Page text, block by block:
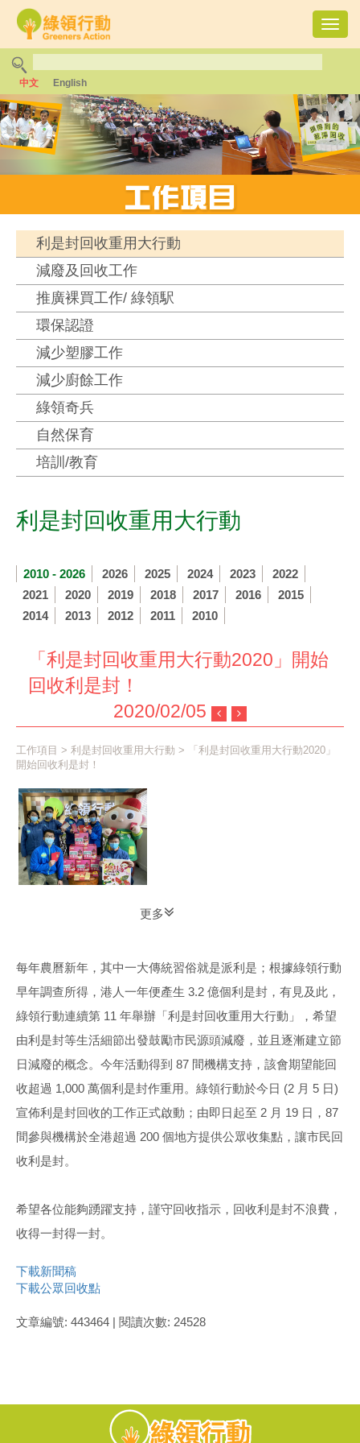
中文 English
利是封回收重用大行動
減廢及回收工作
推廣裸買工作/ 綠領駅
環保認證
減少塑膠工作
減少廚餘工作
綠領奇兵
自然保育
培訓/教育
利是封回收重用大行動
2010 - 2026 2026 2025 2024 2023
2022
2021
2020 2019 2018 2017 2016
2015
2014
2013 2012 2011 2010
「利是封回收重用大行動2020」開始
回收利是封！
2020/02/05
工作項目 > 利是封回收重用大行動 > 「利是封回收重用大行動2020」
開始回收利是封！
更多
每年農曆新年，其中一大傳統習俗就是派利是；根據綠領行動
早年調查所得，港人一年便產生 3.2 億個利是封，有見及此，
綠領行動連續第 11 年舉辦「利是封回收重用大行動」，希望
由利是封等生活細節出發鼓勵市民源頭減廢，並且逐漸建立節
日減廢的概念。今年活動得到 87 間機構支持，該會期望能回
收超過 1,000 萬個利是封作重用。綠領行動於今日 (2 月 5 日)
宣佈利是封回收的工作正式啟動；由即日起至 2 月 19 日，87
間參與機構於全港超過 200 個地方提供公眾收集點，讓市民回
收利是封。
希望各位能夠踴躍支持，謹守回收指示，回收利是封不浪費，
收得一封得一封。
下載新聞稿
下載公眾回收點
文章編號: 443464 | 閱讀次數: 24528